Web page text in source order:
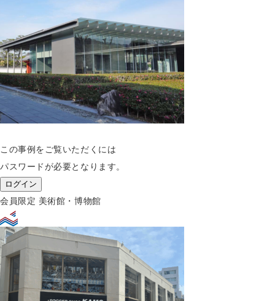
この事例をご覧いただくには
パスワードが必要となります。
ログイン
会員限定 美術館・博物館